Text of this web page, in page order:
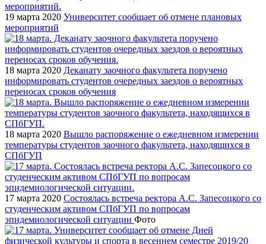
19 марта 2020 Университет сообщает об отмене плановых
мероприятий
18 марта 2020 Деканату заочного факультета поручено
информировать студентов очередных заездов о вероятных
переносах сроков обучения
18 марта 2020 Вышло распоряжение о ежедневном измерении
температуры студентов заочного факультета, находящихся в
СПбГУП
17 марта 2020 Состоялась встреча ректора А.С. Запесоцкого со
студенческим активом СПбГУП по вопросам
эпидемиологической ситуации Фото